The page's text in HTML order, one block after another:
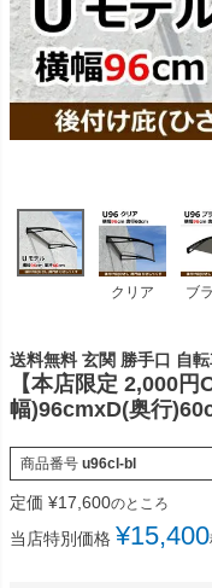
クリア ブ
送料無料 玄関 勝手口 自
【本店限定 2,000
幅)96cmxD(奥行
商品番号 u96cl-bl
定価 ¥17,600のところ
当店特別価格 ¥15,400